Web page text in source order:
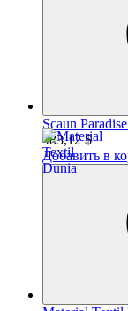
Scaun
483,12$
Добавить в